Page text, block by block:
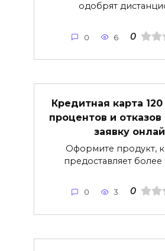
одобрят
0 6 0
Кредитная карта
процентов и
заявку
Оформите продукт,
предоставляет более
0 3 0